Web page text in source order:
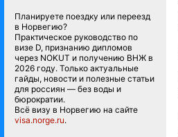
Планируете поездку или переезд
в Норвегию?
Практическое руководство по
визе D, признанию дипломов
через NOKUT и получению ВНЖ в
2026 году. Только актуальные
гайды, новости и полезные статьи
для россиян — без воды и
бюрократии.
Всё визу в Норвегию на сайте
visa.norge.ru.